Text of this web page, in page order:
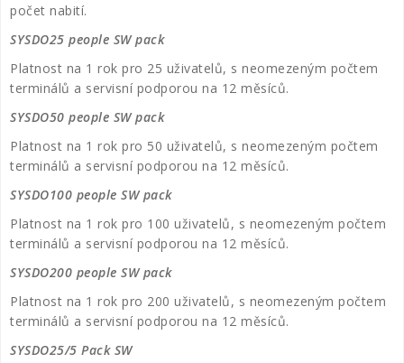
počet nabití.
SYSDO25 people SW pack
Platnost na 1 rok pro 25 uživatelů, s neomezeným počtem
terminálů a servisní podporou na 12 měsíců.
SYSDO50 people SW pack
Platnost na 1 rok pro 50 uživatelů, s neomezeným počtem
terminálů a servisní podporou na 12 měsíců.
SYSDO100 people SW pack
Platnost na 1 rok pro 100 uživatelů, s neomezeným počtem
terminálů a servisní podporou na 12 měsíců.
SYSDO200 people SW pack
Platnost na 1 rok pro 200 uživatelů, s neomezeným počtem
terminálů a servisní podporou na 12 měsíců.
SYSDO25/5 Pack SW